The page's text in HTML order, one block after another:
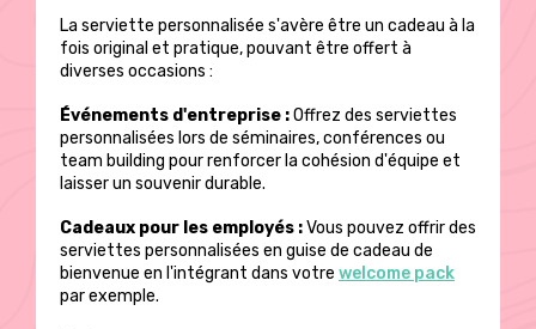
produit
La serviette personnalisée s'avère être un cadeau à la
fois original et pratique, pouvant être offert à
diverses occasions :
Événements d'entreprise :Offrez des serviettes
personnalisées lors de séminaires, conférences ou
team building pour renforcer la cohésion d'équipe et
laisser un souvenir durable.
Cadeaux pour les employés :Vous pouvez offrir des
serviettes personnalisées en guise de cadeau de
bienvenue en l'intégrant dans votre welcome pack
par exemple.